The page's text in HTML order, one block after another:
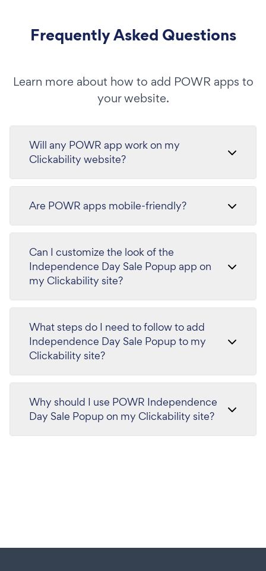
Frequently Asked Questions
Learn more about how to add POWR apps to
your website.
Will any POWR app work on my
Clickability website?
Are POWR apps mobile-friendly?
Can I customize the look of the
Independence Day Sale Popup app on
my Clickability site?
What steps do I need to follow to add
Independence Day Sale Popup to my
Clickability site?
Why should I use POWR Independence
Day Sale Popup on my Clickability site?